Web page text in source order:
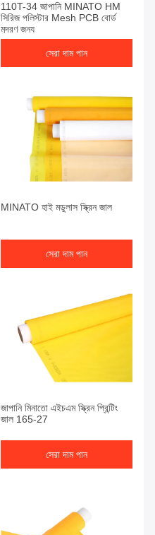
110T-34 জাপানি MINATO HM
সিরিজ পলিস্টার Mesh PCB বোর্ড
মুদ্রণ জন্য
সেরা দাম পান
MINATO হাই মডুলাস স্ক্রিন জাল
সেরা দাম পান
জাপানি মিনাতো এইচএম স্ক্রিন প্রিন্টিং
জাল 165-27
সেরা দাম পান